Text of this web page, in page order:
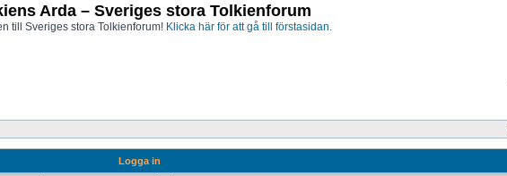
Arda – Sveriges stora Tolkienforum
till Sveriges stora Tolkienforum! Klicka här för att gå till förstasidan.
Logga in